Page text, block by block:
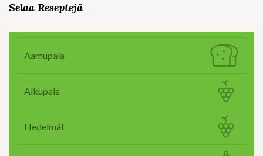
Selaa Reseptejä
Aamupala
Alkupala
Hedelmät